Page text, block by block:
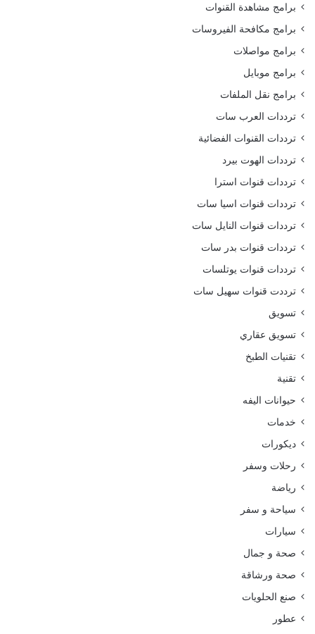
برامج مشاهدة القنوات
برامج مكافحة الفيروسات
برامج مواصلات
برامج موبايل
برامج نقل الملفات
ترددات العرب سات
ترددات القنوات الفضائية
ترددات الهوت بيرد
ترددات قنوات استرا
ترددات قنوات اسيا سات
ترددات قنوات النايل سات
ترددات قنوات بدر سات
ترددات قنوات يوتلسات
ترددت قنوات سهيل سات
تسويق
تسويق عقاري
تقنيات الطبخ
تقنية
حيوانات اليفه
خدمات
ديكورات
رحلات وسفر
رياضة
سياحة و سفر
سيارات
صحة و جمال
صحة ورشاقة
صنع الحلويات
عطور